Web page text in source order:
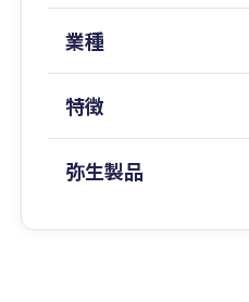
業種
特徴
弥生製品